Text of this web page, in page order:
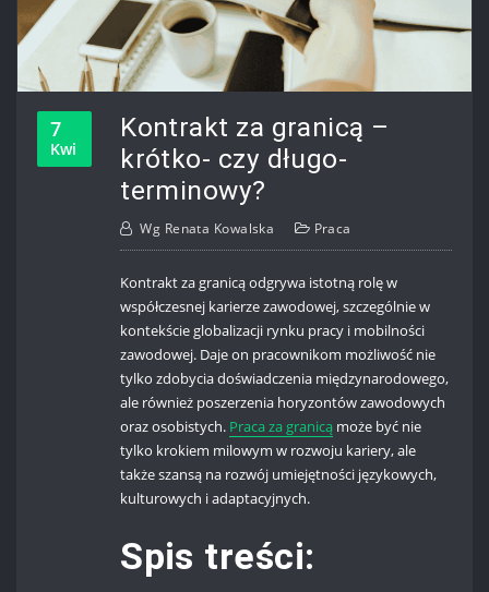
7
Kwi
Kontrakt za granicą –
krótko- czy długo-
terminowy?
Wg Renata Kowalska Praca
Kontrakt za granicą odgrywa istotną rolę w
współczesnej karierze zawodowej, szczególnie w
kontekście globalizacji rynku pracy i mobilności
zawodowej. Daje on pracownikom możliwość nie
tylko zdobycia doświadczenia międzynarodowego,
ale również poszerzenia horyzontów zawodowych
oraz osobistych. Praca za granicą może być nie
tylko krokiem milowym w rozwoju kariery, ale
także szansą na rozwój umiejętności językowych,
kulturowych i adaptacyjnych.
Spis treści: